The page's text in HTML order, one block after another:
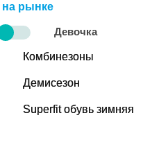
на рынке
Девочка
Комбинезоны
Демисезон
Superfit обувь зимняя